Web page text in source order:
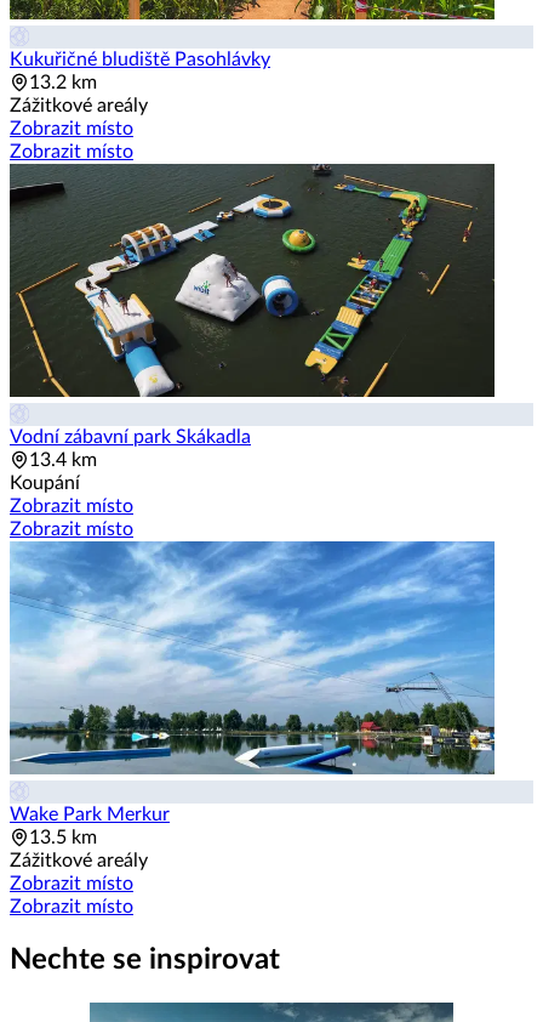
Kukuřičné bludiště Pasohlávky
13.2 km
Zážitkové areály
Zobrazit místo
Zobrazit místo
Vodní zábavní park Skákadla
13.4 km
Koupání
Zobrazit místo
Zobrazit místo
Wake Park Merkur
13.5 km
Zážitkové areály
Zobrazit místo
Zobrazit místo
Nechte se inspirovat